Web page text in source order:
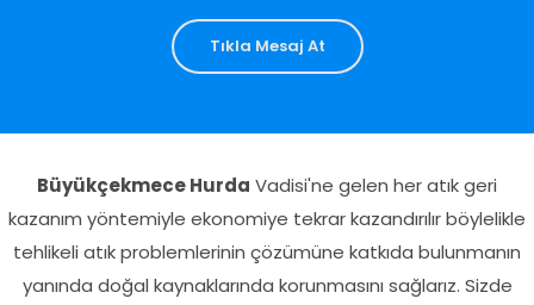
Tıkla Mesaj At
Büyükçekmece Hurda Vadisi'ne gelen her atık geri
kazanım yöntemiyle ekonomiye tekrar kazandırılır böylelikle
tehlikeli atık problemlerinin çözümüne katkıda bulunmanın
yanında doğal kaynaklarında korunmasını sağlarız. Sizde